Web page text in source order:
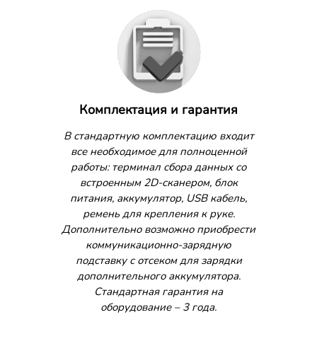
Комплектация и гарантия
В стандартную комплектацию входит
все необходимое для полноценной
работы: терминал сбора данных со
встроенным 2D-сканером, блок
питания, аккумулятор, USB кабель,
ремень для крепления к руке.
Дополнительно возможно приобрести
коммуникационно-зарядную
подставку с отсеком для зарядки
дополнительного аккумулятора.
Стандартная гарантия на
оборудование – 3 года.